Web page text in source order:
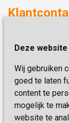
Deze
Wij gebruiken
goed te laten
content te
mogelijk te
website te
Onze
Duurzaamheid
Kwaliteit &
Missie & Visie
Vastgoed
Innovatie
6419 PB
Telefoon:
E-mail:
Schrijf je